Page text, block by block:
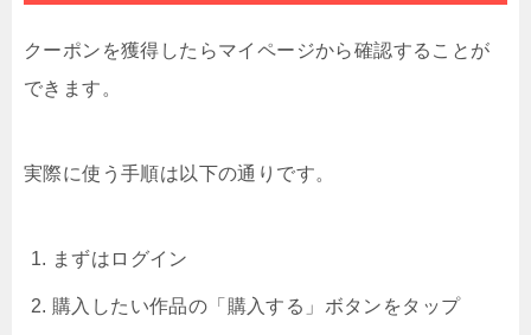
クーポンを獲得したらマイページから確認することが
できます。
実際に使う手順は以下の通りです。
まずはログイン
購入したい作品の「購入する」ボタンをタップ